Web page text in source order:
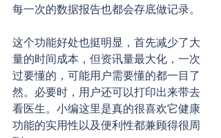
每一次的数据报告也都会存底做记录。
这个功能好处也挺明显，首先减少了大
量的时间成本，但资讯量最大化，一次
过要懂的，可能用户需要懂的都一目了
然。必要时，用户还可以打印出来带去
看医生。小编这里是真的很喜欢它健康
功能的实用性以及便利性都兼顾得很周